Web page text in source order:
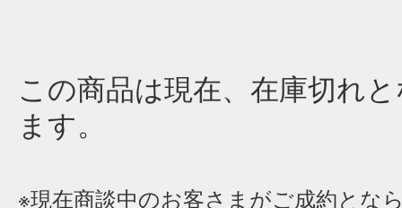
この商品は現在、在庫切れ
ます。
※現在商談中のお客さまがご成約とな